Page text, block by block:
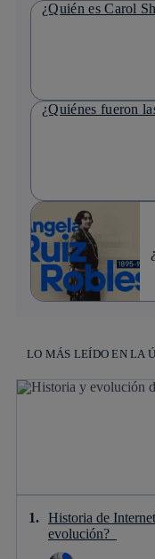
¿Quién es Carol
¿Quiénes fueron
LO MÁS LEÍDO EN LA
Historia de
evolución?